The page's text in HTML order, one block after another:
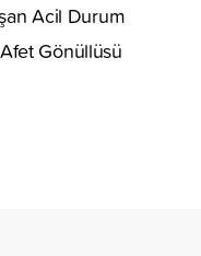
Acil Durum
Gönüllüsü